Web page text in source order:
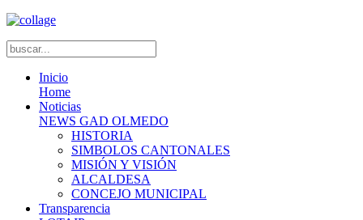
Inicio
Home
Noticias
NEWS GAD OLMEDO
HISTORIA
SIMBOLOS CANTONALES
MISIÓN Y VISIÓN
ALCALDESA
CONCEJO MUNICIPAL
Transparencia